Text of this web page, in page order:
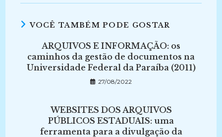
VOCÊ TAMBÉM PODE GOSTAR
ARQUIVOS E INFORMAÇÃO: os
caminhos da gestão de documentos na
Universidade Federal da Paraíba (2011)
27/08/2022
WEBSITES DOS ARQUIVOS
PÚBLICOS ESTADUAIS: uma
ferramenta para a divulgação da